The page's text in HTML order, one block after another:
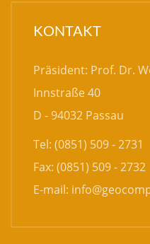
KONTAKT
Präsident: Prof. Dr.
Innstraße 40
D - 94032 Passau
Tel: (0851) 509 - 2731
Fax: (0851) 509 - 2732
E-mail: